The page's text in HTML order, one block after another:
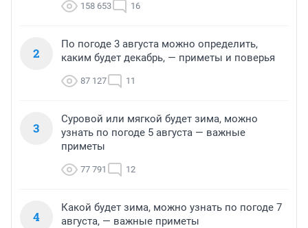
158 653 16
2
По погоде 3 августа можно определить,
каким будет декабрь, — приметы и поверья
87 127 11
3
Суровой или мягкой будет зима, можно
узнать по погоде 5 августа — важные
приметы
77 791 12
4
Какой будет зима, можно узнать по погоде 7
августа, — важные приметы